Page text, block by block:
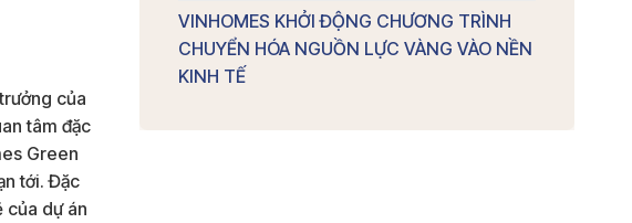
của
tâm đặc
Green
tới. Đặc
của dự án
VINHOMES KHỞI ĐỘNG CHƯƠNG TRÌNH
CHUYỂN HÓA NGUỒN LỰC VÀNG VÀO NỀN
KINH TẾ